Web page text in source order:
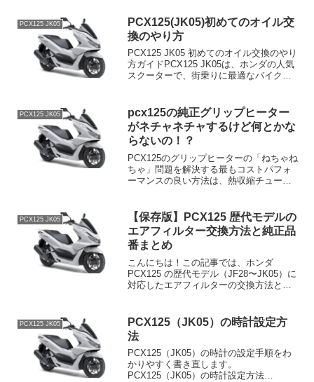
PCX125 JK05
PCX125(JK05)初めてのオイル交
換のやり方
PCX125 JK05 初めてのオイル交換のやり
方ガイドPCX125 JK05は、ホンダの人気
スクーターで、街乗りに最適なバイクで
行性能を維持するために非常に重要で
す。...
PCX125 JK05
pcx125の純正グリップヒーター
がネチャネチャするけど何とかな
らないの！？
PCX125のグリップヒーターの「ねちゃね
ちゃ」問題を解決する最もコストパフォ
ーマンスの良い方法は、熱収縮チューブ
けでなく、グリップの握り心地を改善す
る効果もあります。以...
PCX125 JK05
【保存版】PCX125 歴代モデルの
エアフィルター交換方法と純正品
番まとめ
こんにちは！この記事では、ホンダ
PCX125 の歴代モデル（JF28〜JK05）に
対応したエアフィルターの交換方法と純
知りたい方におすすめです！🔧 そもそも
エア...
PCX125 JK05
PCX125（JK05）の時計設定方
法
PCX125（JK05）の時計の設定手順をわ
かりやすく書き直します。
PCX125（JK05）の時計設定方法